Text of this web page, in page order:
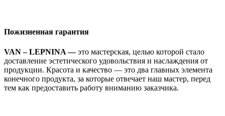
Пожизненная гарантия
VAN – LEPNINA —это мастерская, целью которой стало
доставление эстетического удовольствия и наслаждения от
продукции. Красота и качество — это два главных элемента
конечного продукта, за которые отвечает наш мастер, перед
тем как предоставить работу вниманию заказчика.